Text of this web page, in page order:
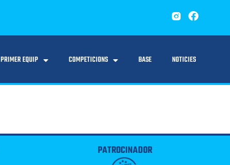
PRIMER EQUIP COMPETICIONS BASE NOTICIES
PATROCINADOR